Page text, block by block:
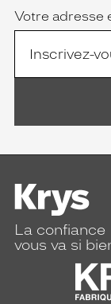
Votre adresse
La confiance
vous va si